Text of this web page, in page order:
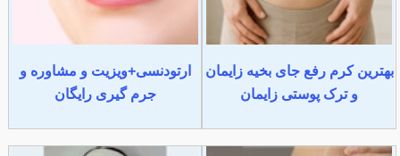
بهترین کرم رفع جای بخیه زایمان
و ترک پوستی زایمان
ارتودنسی+ویزیت و مشاوره و
جرم گیری رایگان